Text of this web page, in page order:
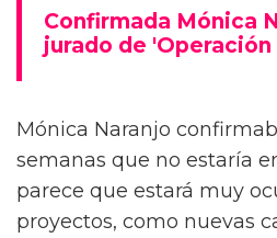
Confirmada Mónica
jurado de 'Operación
Mónica Naranjo
semanas que no estaría
parece que estará muy
proyectos, como nuevas